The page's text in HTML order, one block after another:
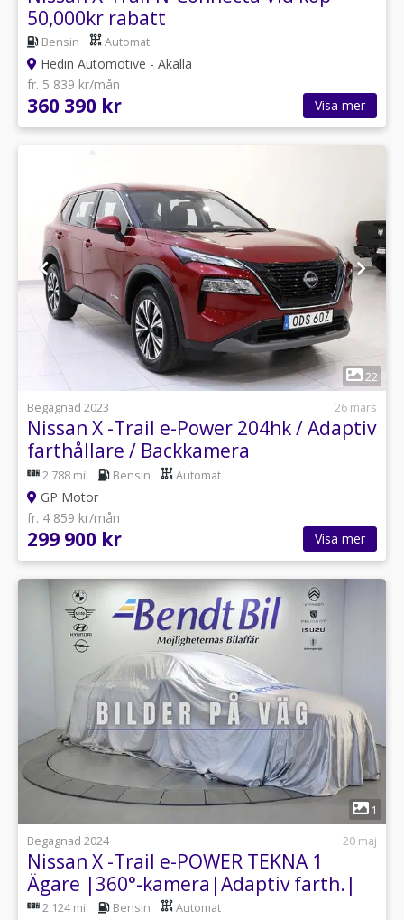
50,000kr rabatt
Bensin Automat
Hedin Automotive - Akalla
fr. 5 839 kr/mån
360 390 kr Visa mer
1
22
Begagnad 2023
26 mars
Nissan X -Trail e-Power 204hk / Adaptiv
farthållare / Backkamera
2 788 mil Bensin Automat
GP Motor
fr. 4 859 kr/mån
299 900 kr Visa mer
1
Begagnad 2024
20 maj
Nissan X -Trail e-POWER TEKNA 1
Ägare |360°-kamera|Adaptiv farth.|
HuD
2 124 mil Bensin Automat